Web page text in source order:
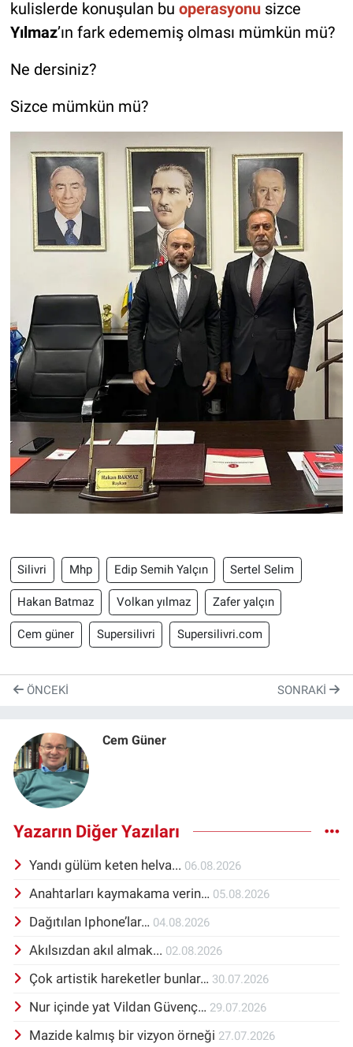
kulislerde konuşulan bu operasyonusizce
Yılmaz’ın fark edememiş olması mümkün mü?
Ne dersiniz?
Sizce mümkün mü?
Silivri Mhp Edip Semih Yalçın Sertel Selim
Hakan Batmaz Volkan yılmaz Zafer yalçın
Cem güner Supersilivri Supersilivri.com
ÖNCEKI SONRAKI
Cem Güner
Yazarın Diğer Yazıları
Yandı gülüm keten helva... 06.08.2026
Anahtarları kaymakama verin… 05.08.2026
Dağıtılan Iphone’lar… 04.08.2026
Akılsızdan akıl almak... 02.08.2026
Çok artistik hareketler bunlar… 30.07.2026
Nur içinde yat Vildan Güvenç… 29.07.2026
Mazide kalmış bir vizyon örneği 27.07.2026